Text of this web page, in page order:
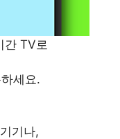
간 TV로
세요.
기나,